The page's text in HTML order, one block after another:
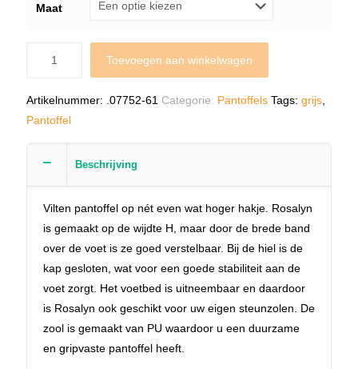
Maat
Toevoegen aan winkelwagen
Artikelnummer: .07752-61 Categorie: Pantoffels Tags: grijs
Pantoffel
Beschrijving
Vilten pantoffel op nét even wat hoger hakje. Rosalyn
is gemaakt op de wijdte H, maar door de brede band
over de voet is ze goed verstelbaar. Bij de hiel is de
kap gesloten, wat voor een goede stabiliteit aan de
voet zorgt. Het voetbed is uitneembaar en daardoor
is Rosalyn ook geschikt voor uw eigen steunzolen. De
zool is gemaakt van PU waardoor u een duurzame
en gripvaste pantoffel heeft.